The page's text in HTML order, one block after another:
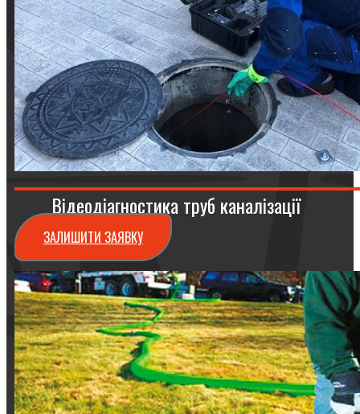
Відеодіагностика труб каналізації
ЗАЛИШИТИ ЗАЯВКУ